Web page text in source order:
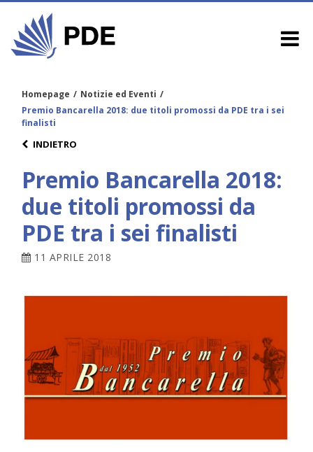
Homepage / Notizie ed Eventi /
Premio Bancarella 2018: due titoli promossi da PDE tra i sei
finalisti
INDIETRO
Premio Bancarella 2018:
due titoli promossi da
PDE tra i sei finalisti
11 APRILE 2018